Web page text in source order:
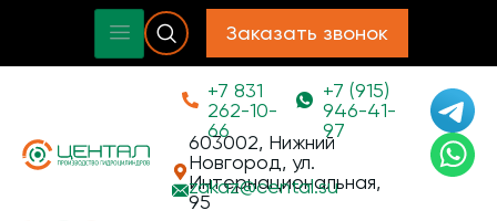
Заказать звонок
+7 831
262-10-
66
+7 (915)
946-41-
97
603002, Нижний
Новгород, ул.
Интернациональная,
95
zakaz@cental.su